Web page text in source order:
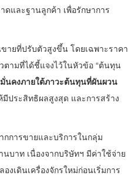
และฐานลูกค้า เพื่อรักษาการ
ายที่ปรับตัวสูงขึ้น โดยเฉพาะราคา
ตามที่ได้ชี้แจงไว้ในหัวข้อ “ต้นทุน
นคงภายใต้ภาวะต้นทุนที่ผันผวน
ประสิทธิผลสูงสุด และการสร้าง
กการขายและบริการในกลุ่ม
บาท เนื่องจากบริษัทฯ มีค่าใช้จ่าย
เดินเครื่องจักรใหม่ก่อนเริ่มการ